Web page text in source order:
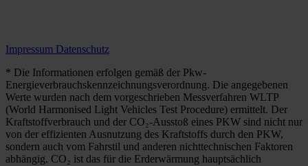
Impressum Datenschutz
* Die Informationen erfolgen gemäß der Pkw-
Energieverbrauchskennzeichnungsverordnung. Die angegebenen
Werte wurden nach dem vorgeschrieben Messverfahren WLTP
(World Harmonised Light Vehicles Test Procedure) ermittelt. Der
Kraftstoffverbrauch und der CO₂-Ausstoß eines PKW sind nicht nur
von der effizienten Ausnutzung des Kraftstoffs durch den PKW,
sondern auch vom Fahrstil und anderen nichttechnischen Faktoren
abhängig. CO₂ ist das für die Erderwärmung hauptsächlich